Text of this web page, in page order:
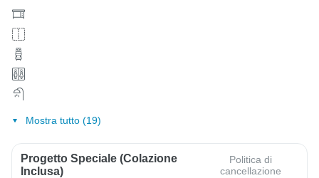
Mostra tutto (19)
Progetto Speciale (colazione
Inclusa)
Politica di
cancellazione